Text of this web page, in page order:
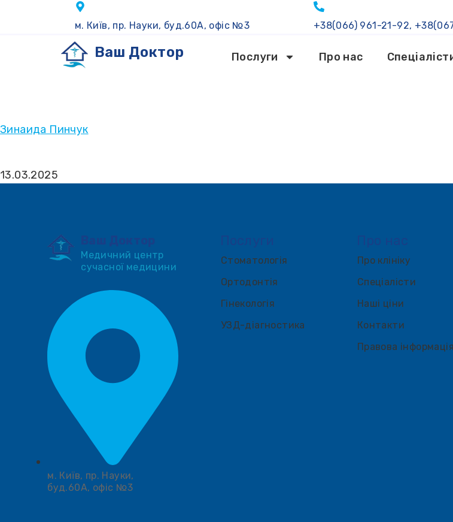
м. Київ, пр. Науки, буд.60А, офіс №3 +38(066) 961-21-92,
Ваш Доктор Послуги Про нас
Зинаида Пинчук
13.03.2025
Ваш Доктор
Медичний центр
сучасної медицини
м. Київ, пр. Науки,
буд.60А, офіс №3
Послуги
Стоматологія
Ортодонтія
Гінекологія
УЗД-діагностика
Про нас
Про клініку
Спеціалісти
Наші ціни
Контакти
Правова інформація